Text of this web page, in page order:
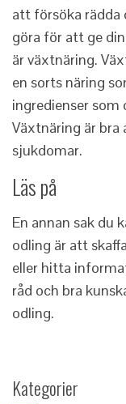
att försöka rädda
göra för att ge
är växtnäring.
en sorts näring
ingredienser som
Växtnäring är
sjukdomar.
Läs på
En annan sak du
odling är att
eller hitta
råd och bra
odling.
Kategorier